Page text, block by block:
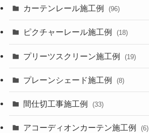
カーテンレール施工例 (96)
ピクチャーレール施工例 (18)
プリーツスクリーン施工例 (19)
プレーンシェード施工例 (8)
間仕切工事施工例 (33)
アコーディオンカーテン施工例 (6)